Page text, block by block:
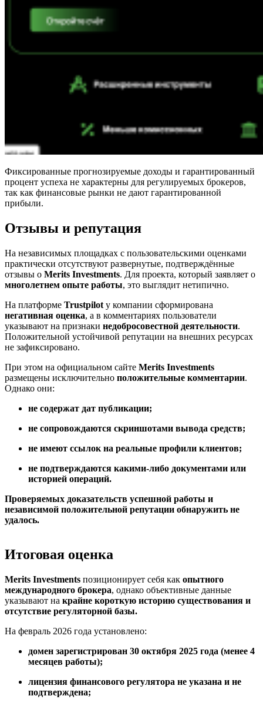
Фиксированные прогнозируемые доходы и гарантированный
процент успеха не характерны для регулируемых брокеров,
так как финансовые рынки не дают гарантированной
прибыли.
Отзывы и репутация
На независимых площадках с пользовательскими оценками
практически отсутствуют развернутые, подтверждённые
отзывы о Merits Investments. Для проекта, который заявляет о
многолетнем опыте работы, это выглядит нетипично.
На платформе Trustpilot у компании сформирована
негативная оценка, а в комментариях пользователи
указывают на признаки недобросовестной деятельности.
Положительной устойчивой репутации на внешних ресурсах
не зафиксировано.
При этом на официальном сайте Merits Investments
размещены исключительно положительные комментарии.
Однако они:
не содержат дат публикации;
не сопровождаются скриншотами вывода средств;
не имеют ссылок на реальные профили клиентов;
не подтверждаются какими-либо документами или
историей операций.
Проверяемых доказательств успешной работы и
независимой положительной репутации обнаружить не
удалось.
Итоговая оценка
Merits Investments позиционирует себя как опытного
международного брокера, однако объективные данные
указывают на крайне короткую историю существования и
отсутствие регуляторной базы.
На февраль 2026 года установлено:
домен зарегистрирован 30 октября 2025 года (менее 4
месяцев работы);
лицензия финансового регулятора не указана и не
подтверждена;